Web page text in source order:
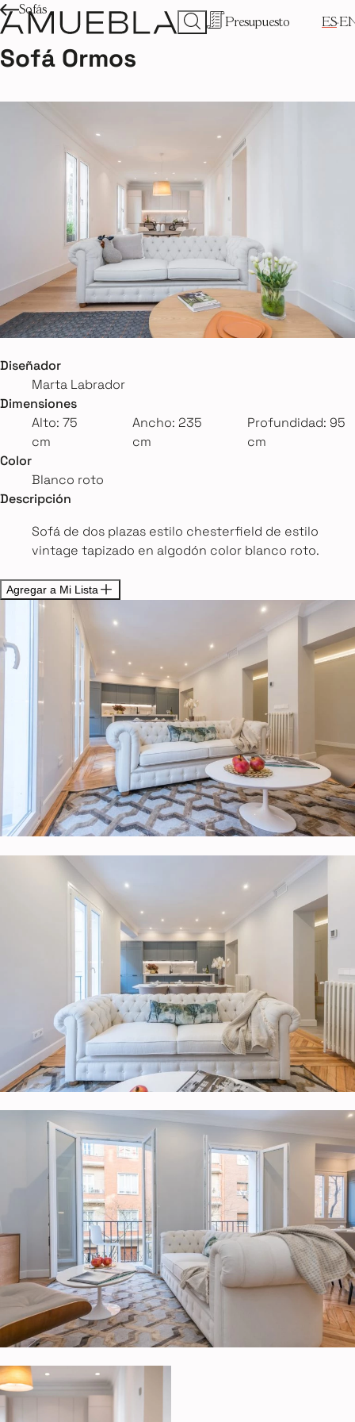
Presupuesto ES
Sofás
Sofá Ormos
Diseñador
Marta Labrador
Dimensiones
Alto: 75
cm
Ancho: 235
cm
Profundidad: 95
cm
Color
Blanco roto
Descripción
Sofá de dos plazas estilo chesterfield de estilo
vintage tapizado en algodón color blanco roto.
Agregar a Mi Lista